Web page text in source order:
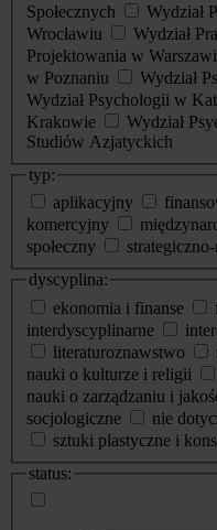
Społecznych
Wydział
Wrocławiu
Wydział
Projektowania w
w Poznaniu
Wydział
Wydział Psychologii w
Krakowie
Wydział
Studiów Azjatyckich
typ:
aplikacyjny
komercyjny
społeczny
dyscyplina:
ekonomia i finanse
interdyscyplinarne
literaturoznawstwo
nauki o kulturze i religii
nauki o zarządzaniu i
socjologiczne
nie
sztuki plastyczne i
status: